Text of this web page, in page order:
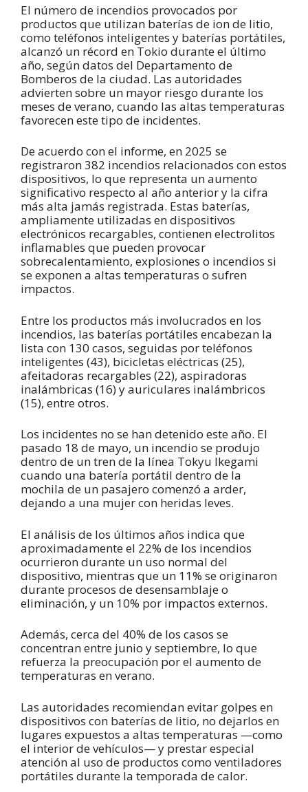
El número de incendios provocados por
productos que utilizan baterías de ion de litio,
como teléfonos inteligentes y baterías portátiles,
alcanzó un récord en Tokio durante el último
año, según datos del Departamento de
Bomberos de la ciudad. Las autoridades
advierten sobre un mayor riesgo durante los
meses de verano, cuando las altas temperaturas
favorecen este tipo de incidentes.
De acuerdo con el informe, en 2025 se
registraron 382 incendios relacionados con estos
dispositivos, lo que representa un aumento
significativo respecto al año anterior y la cifra
más alta jamás registrada. Estas baterías,
ampliamente utilizadas en dispositivos
electrónicos recargables, contienen electrolitos
inflamables que pueden provocar
sobrecalentamiento, explosiones o incendios si
se exponen a altas temperaturas o sufren
impactos.
Entre los productos más involucrados en los
incendios, las baterías portátiles encabezan la
lista con 130 casos, seguidas por teléfonos
inteligentes (43), bicicletas eléctricas (25),
afeitadoras recargables (22), aspiradoras
inalámbricas (16) y auriculares inalámbricos
(15), entre otros.
Los incidentes no se han detenido este año. El
pasado 18 de mayo, un incendio se produjo
dentro de un tren de la línea Tokyu Ikegami
cuando una batería portátil dentro de la
mochila de un pasajero comenzó a arder,
dejando a una mujer con heridas leves.
El análisis de los últimos años indica que
aproximadamente el 22% de los incendios
ocurrieron durante un uso normal del
dispositivo, mientras que un 11% se originaron
durante procesos de desensamblaje o
eliminación, y un 10% por impactos externos.
Además, cerca del 40% de los casos se
concentran entre junio y septiembre, lo que
refuerza la preocupación por el aumento de
temperaturas en verano.
Las autoridades recomiendan evitar golpes en
dispositivos con baterías de litio, no dejarlos en
lugares expuestos a altas temperaturas —como
el interior de vehículos— y prestar especial
atención al uso de productos como ventiladores
portátiles durante la temporada de calor.